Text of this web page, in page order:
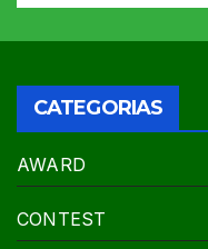
CATEGORIAS
AWARD
CONTEST